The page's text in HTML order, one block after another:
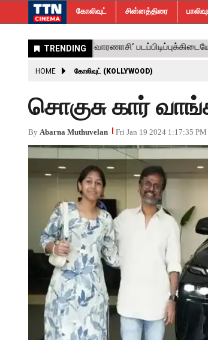
கோலிவுட் சின்னத்திரை
HOME கோலிவுட் (KOLLYWOOD)
சொகுசு கார்
By Abarna Muthuvelan Fri Jan 19 2024 1:17:35 PM